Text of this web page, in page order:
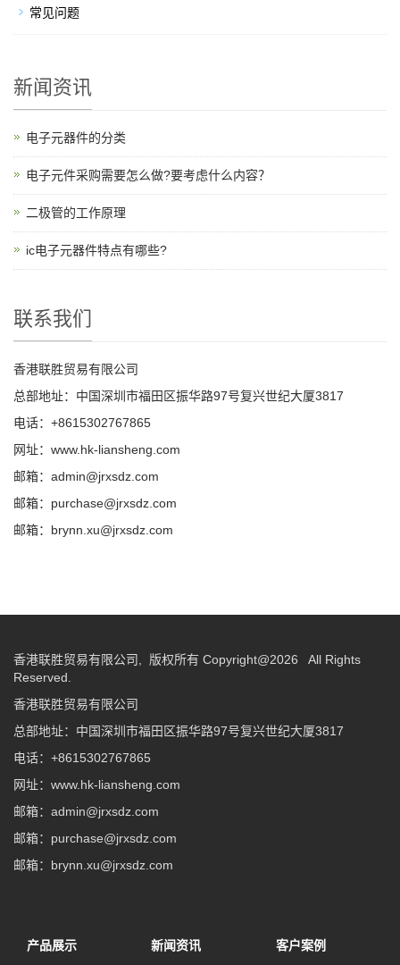
常见问题
新闻资讯
电子元器件的分类
电子元件采购需要怎么做?要考虑什么内容？
二极管的工作原理
ic电子元器件特点有哪些?
联系我们
香港联胜贸易有限公司
总部地址：中国深圳市福田区振华路97号复兴世纪大厦3817
电话：+8615302767865
网址：www.hk-liansheng.com
邮箱：admin@jrxsdz.com
邮箱：purchase@jrxsdz.com
邮箱：brynn.xu@jrxsdz.com
香港联胜贸易有限公司, 版权所有 Copyright@2026 All Rights
Reserved.
香港联胜贸易有限公司
总部地址：中国深圳市福田区振华路97号复兴世纪大厦3817
电话：+8615302767865
网址：www.hk-liansheng.com
邮箱：admin@jrxsdz.com
邮箱：purchase@jrxsdz.com
邮箱：brynn.xu@jrxsdz.com
产品展示 新闻资讯 客户案例